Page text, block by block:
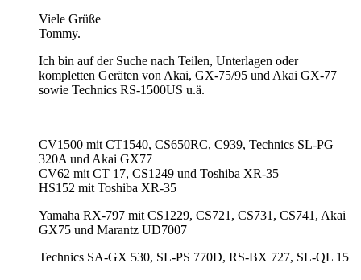
Viele Grüße
Tommy.
Ich bin auf der Suche nach Teilen, Unterlagen oder
kompletten Geräten von Akai, GX-75/95 und Akai GX-77
sowie Technics RS-1500US u.ä.
CV1500 mit CT1540, CS650RC, C939, Technics SL-PG
320A und Akai GX77
CV62 mit CT 17, CS1249 und Toshiba XR-35
HS152 mit Toshiba XR-35
Yamaha RX-797 mit CS1229, CS721, CS731, CS741, Akai
GX75 und Marantz UD7007
Technics SA-GX 530, SL-PS 770D, RS-BX 727, SL-QL 15